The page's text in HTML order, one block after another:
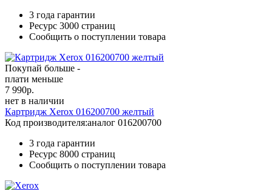
3 года гарантии
Ресурс 3000 страниц
Сообщить о поступлении товара
Покупай больше -
плати меньше
7 990р.
нет в наличии
Картридж Xerox 016200700 желтый
Код производителя:аналог 016200700
3 года гарантии
Ресурс 8000 страниц
Сообщить о поступлении товара